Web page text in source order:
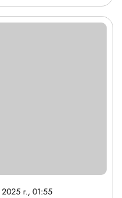
г., 01:55